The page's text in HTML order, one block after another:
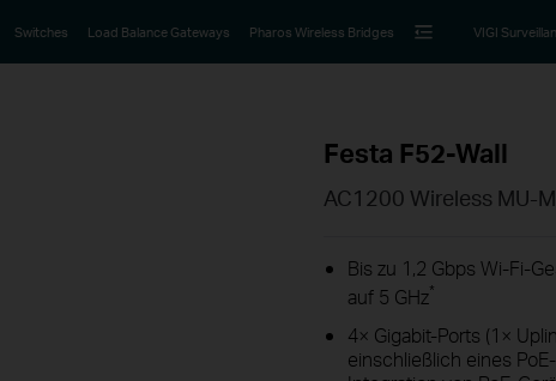
Switches Load Balance Gateways Pharos Wireless Bridges VIGI
Festa F52-Wall
AC1200 Wireless MU-
Bis zu 1,2 Gbps Wi-Fi-
auf 5 GHz*
4× Gigabit-Ports (1×
einschließlich eines